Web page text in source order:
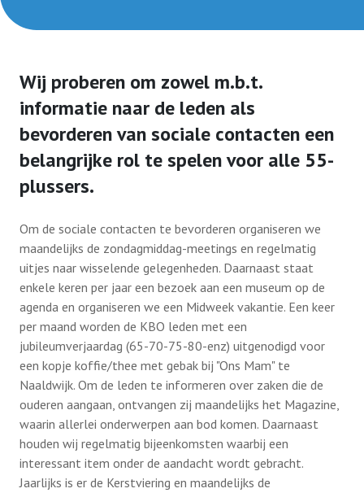
Bestuur
Lid worden
Wij proberen om zowel m.b.t.
informatie naar de leden als
bevorderen van sociale contacten een
belangrijke rol te spelen voor alle 55-
plussers.
Om de sociale contacten te bevorderen organiseren we
maandelijks de zondagmiddag-meetings en regelmatig
uitjes naar wisselende gelegenheden. Daarnaast staat
enkele keren per jaar een bezoek aan een museum op de
agenda en organiseren we een Midweek vakantie. Een keer
per maand worden de KBO leden met een
jubileumverjaardag (65-70-75-80-enz) uitgenodigd voor
een kopje koffie/thee met gebak bij "Ons Mam" te
Naaldwijk. Om de leden te informeren over zaken die de
ouderen aangaan, ontvangen zij maandelijks het Magazine,
waarin allerlei onderwerpen aan bod komen. Daarnaast
houden wij regelmatig bijeenkomsten waarbij een
interessant item onder de aandacht wordt gebracht.
Jaarlijks is er de Kerstviering en maandelijks de